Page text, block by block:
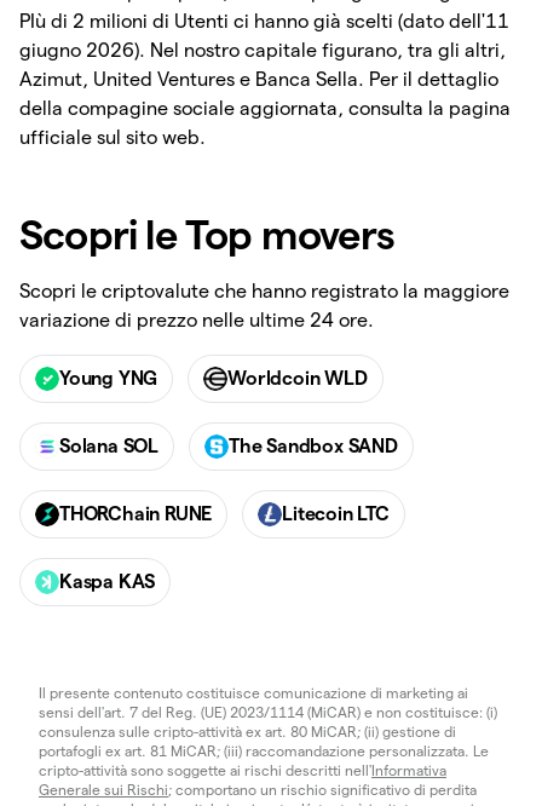
PIù di 2 milioni di Utenti ci hanno già scelti (dato dell'11
giugno 2026). Nel nostro capitale figurano, tra gli altri,
Azimut, United Ventures e Banca Sella. Per il dettaglio
della compagine sociale aggiornata, consulta la pagina
ufficiale sul sito web.
Scopri le Top movers
Scopri le criptovalute che hanno registrato la maggiore
variazione di prezzo nelle ultime 24 ore.
Young YNG Worldcoin WLD
Solana SOL The Sandbox SAND
THORChain RUNE Litecoin LTC
Kaspa KAS
Il presente contenuto costituisce comunicazione di marketing ai
sensi dell'art. 7 del Reg. (UE) 2023/1114 (MiCAR) e non costituisce: (i)
consulenza sulle cripto-attività ex art. 80 MiCAR; (ii) gestione di
portafogli ex art. 81 MiCAR; (iii) raccomandazione personalizzata. Le
cripto-attività sono soggette ai rischi descritti nell' Informativa
Generale sui Rischi; comportano un rischio significativo di perdita